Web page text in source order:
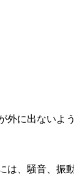
外に出ないよ
は、騒音、振